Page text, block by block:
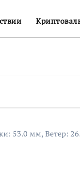
53.0 мм, Ветер: